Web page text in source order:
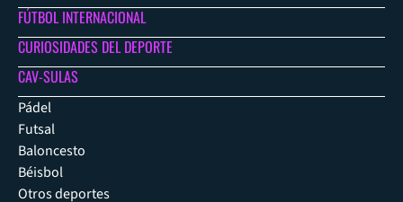
FÚTBOL INTERNACIONAL
CURIOSIDADES DEL DEPORTE
CAV-SULAS
Pádel
Futsal
Baloncesto
Béisbol
Otros deportes